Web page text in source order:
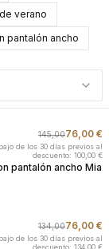
verano
pantalón ancho
para bautizo
145,0076,00 €
de los 30 días previos al
descuento: 100,00 €
pantalón ancho Mia
134,0076,00 €
de los 30 días previos al
descuento: 134,00 €